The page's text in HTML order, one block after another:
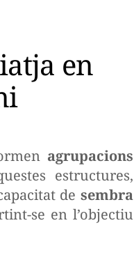
en
agrupacions
estructures,
desembra
se en l’objectiu